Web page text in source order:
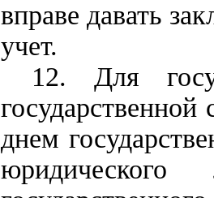
вправе давать
учет.
12. Для
днем